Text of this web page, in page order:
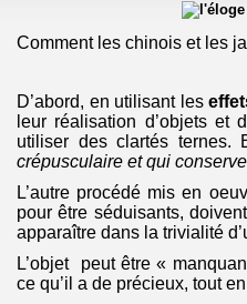
Comment les chinois et les
D’abord, en utilisant les
leur réalisation d’objets et
utiliser des clartés
crépusculaire et qui
L’autre procédé mis en
pour être séduisants,
apparaître dans la trivialité
L’objet peut être «
ce qu’il a de précieux, tout